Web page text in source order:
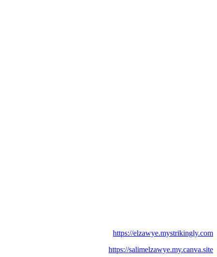
https://elzawye.mystrikingly.com
https://salimelzawye.my.canva.site